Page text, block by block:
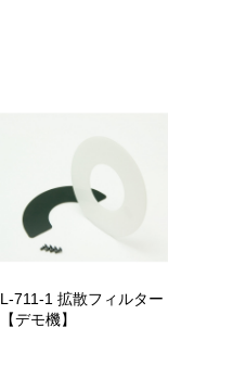
L-711-1 拡散フィルター
【デモ機】